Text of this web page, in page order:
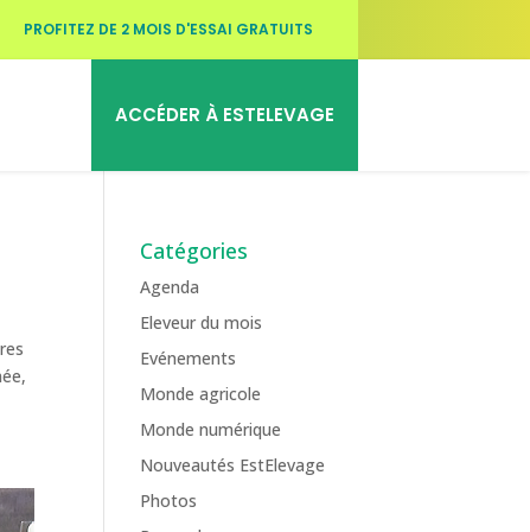
PROFITEZ DE 2 MOIS D'ESSAI GRATUITS
ACCÉDER À ESTELEVAGE
Catégories
Agenda
Eleveur du mois
Evénements
Monde agricole
Monde numérique
Nouveautés EstElevage
Photos